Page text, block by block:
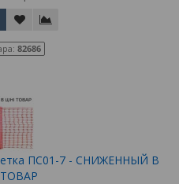
82686
ПС01-7 - СНИЖЕННЫЙ В